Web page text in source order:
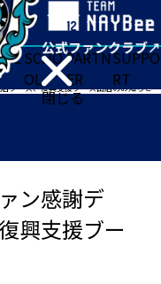
閉じる
SCHO
OL
PARTN
ER
SUPPO
RT
ブース、復興支援ブース出店のお知らせ
ン感謝デ
興支援ブー